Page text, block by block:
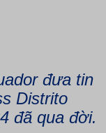
đưa tin
Distrito
đã qua đời.